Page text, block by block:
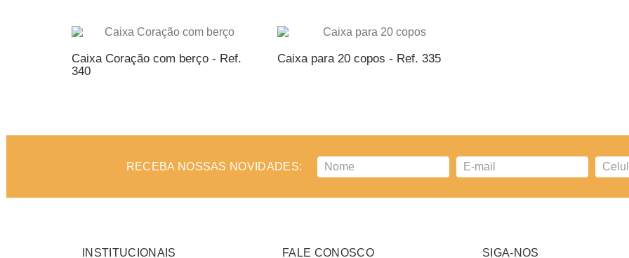
Caixa Coração com berço - Ref.
340
Caixa para 20 copos - Ref. 335
RECEBA NOSSAS NOVIDADES:
INSTITUCIONAIS FALE CONOSCO SIGA-NOS